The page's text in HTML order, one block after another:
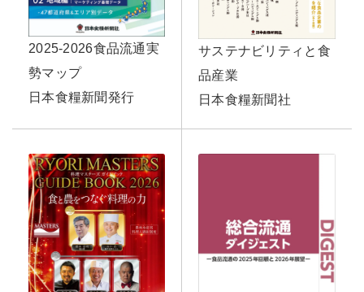
2025-2026食品流通実
勢マップ
日本食糧新聞発行
サステナビリティと食
品産業
日本食糧新聞社